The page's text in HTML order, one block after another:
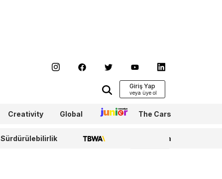
Giriş Yap
Creativity Global Junior The Cars
Sürdürülebilirlik TBWA WPP Media